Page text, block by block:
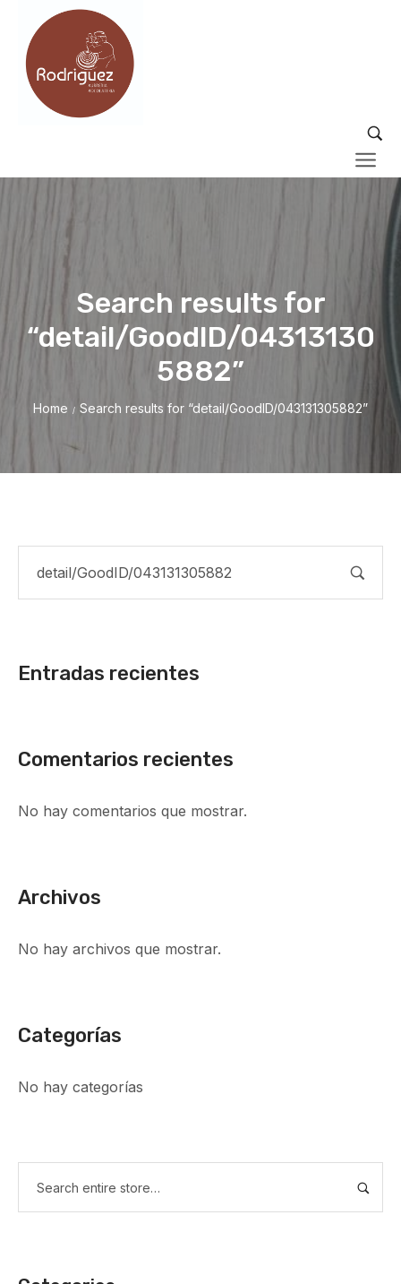
Search results for
“detail/GoodID/04313130
5882”
Home / Search results for “detail/GoodID/043131305882”
Entradas recientes
Comentarios recientes
No hay comentarios que mostrar.
Archivos
No hay archivos que mostrar.
Categorías
No hay categorías